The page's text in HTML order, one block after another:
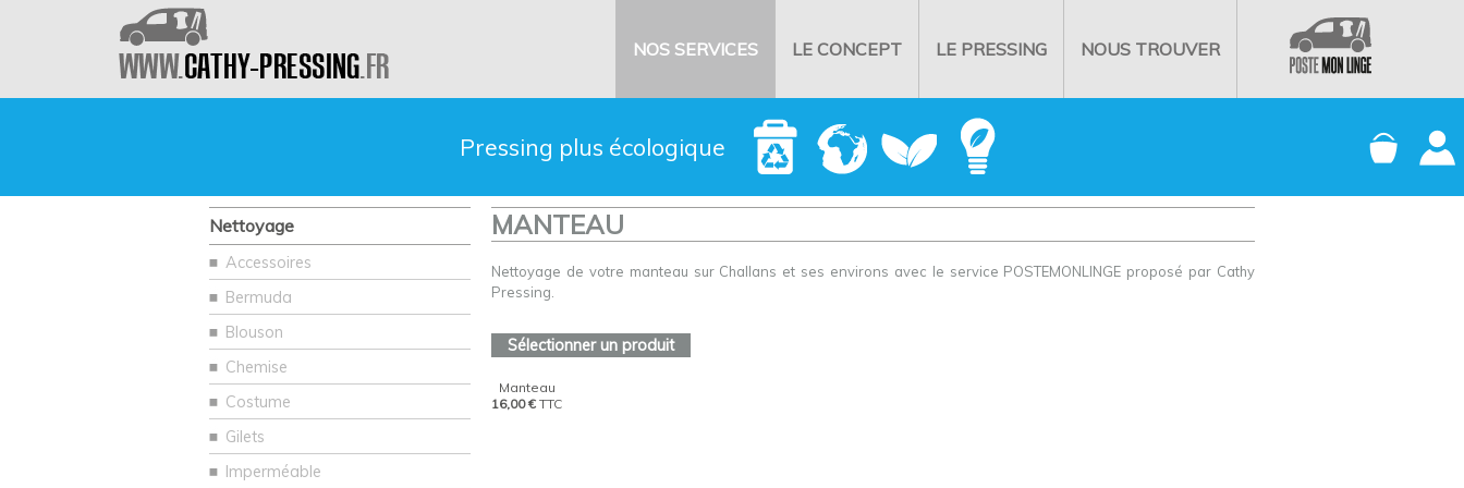
NOS SERVICES LE CONCEPT LE PRESSING NOUS TROUVER
Pressing plus écologique
MANTEAU
Nettoyage de votre manteau sur Challans et ses environs avec le service POSTEMONLINGE proposé par Cathy
Pressing.
Sélectionner un produit
Manteau
16,00 € TTC
Nettoyage
Accessoires
Bermuda
Blouson
Chemise
Costume
Gilets
Imperméable